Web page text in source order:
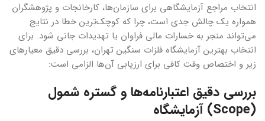
انتخاب مراجع آزمایشگاهی برای سازمان‌ها، کارخانجات و پژوهشگران
همواره یک چالش جدی است، چرا که کوچک‌ترین خطا در نتایج
می‌تواند منجر به خسارات مالی فراوان یا تهدیدات جانی شود. برای
انتخاب بهترین آزمایشگاه فلزات سنگین تهران، بررسی دقیق معیارهای
زیر و اختصاص وقت کافی برای ارزیابی آن‌ها الزامی است:
بررسی دقیق اعتبارنامه‌ها و گستره شمول
(Scope) آزمایشگاه